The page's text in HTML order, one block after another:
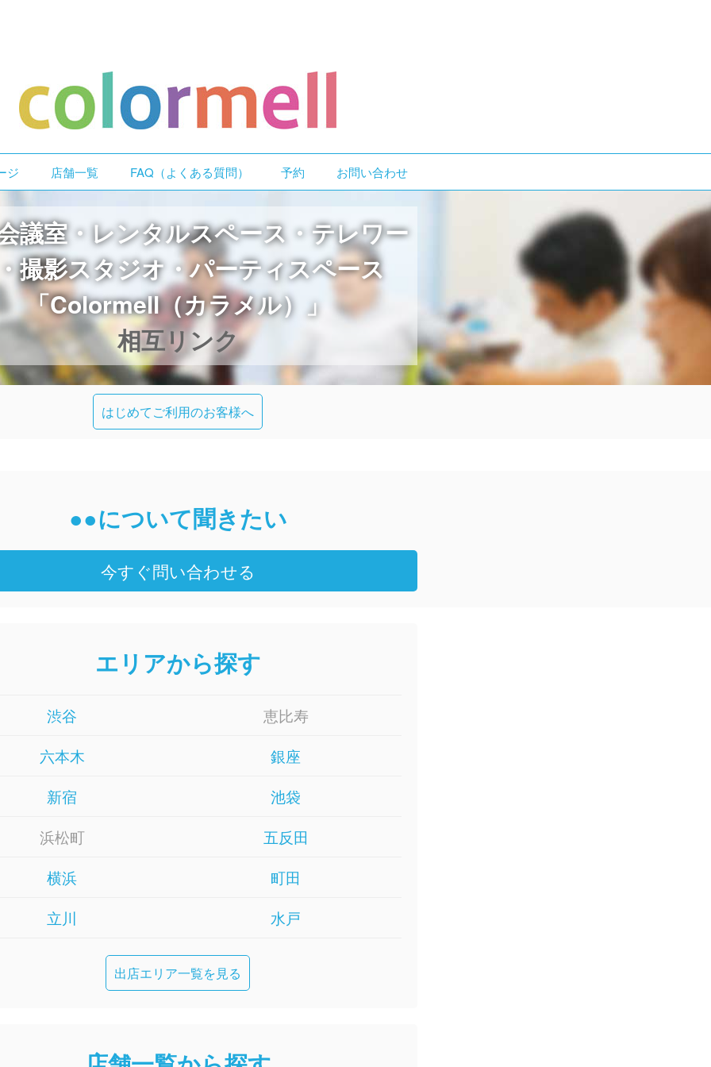
ジ 店舗一覧 FAQ（よくある質問） 予約 お問い合わせ
索:
議室・レンタルスペース・テレワー
撮影スタジオ・パーティスペース
「Colormell（カラメル）」
相互リンク
はじめてご利用のお客様へ
●●について聞きたい
今すぐ問い合わせる
エリアから探す
渋谷
恵比寿
六本木
銀座
新宿
池袋
浜松町
五反田
横浜
町田
立川
水戸
出店エリア一覧を見る